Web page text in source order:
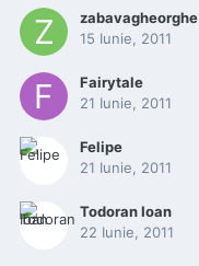
zabavagheorghe
15 Iunie, 2011
Fairytale
21 Iunie, 2011
Felipe
21 Iunie, 2011
Todoran Ioan
22 Iunie, 2011